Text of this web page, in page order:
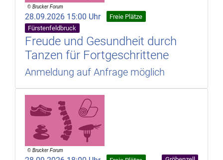
28.09.2026 15:00 Uhr
Freie Plätze
Fürstenfeldbruck
Freude und Gesundheit durch
Tanzen für Fortgeschrittene
Anmeldung auf Anfrage möglich